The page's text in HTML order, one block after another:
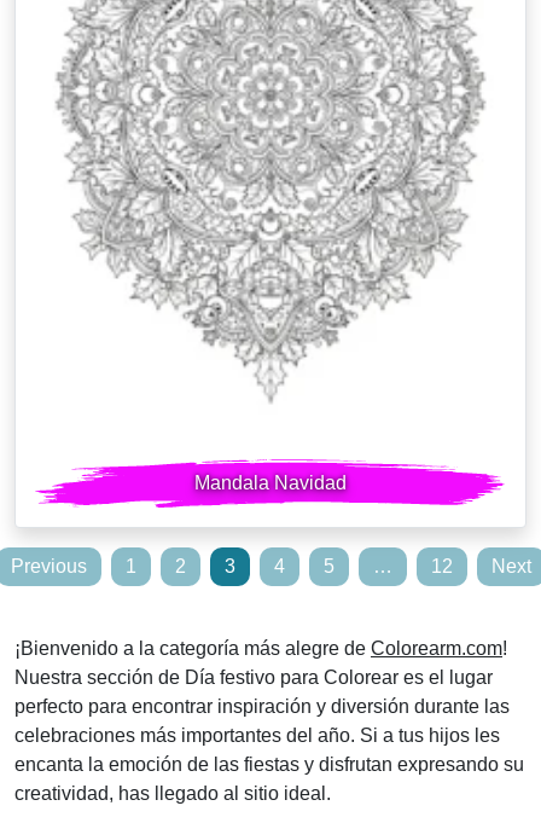
Mandala Navidad
Posts
Previous 1 2 3 4 5 … 12 Next
¡Bienvenido a la categoría más alegre de Colorearm.com!
Nuestra sección de Día festivo para Colorear es el lugar
perfecto para encontrar inspiración y diversión durante las
celebraciones más importantes del año. Si a tus hijos les
encanta la emoción de las fiestas y disfrutan expresando su
creatividad, has llegado al sitio ideal.